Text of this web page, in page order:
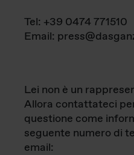
Tel: +39 0474 771510
Email:
Lei non è un
Allora contattateci
questione come
seguente numero di
email: